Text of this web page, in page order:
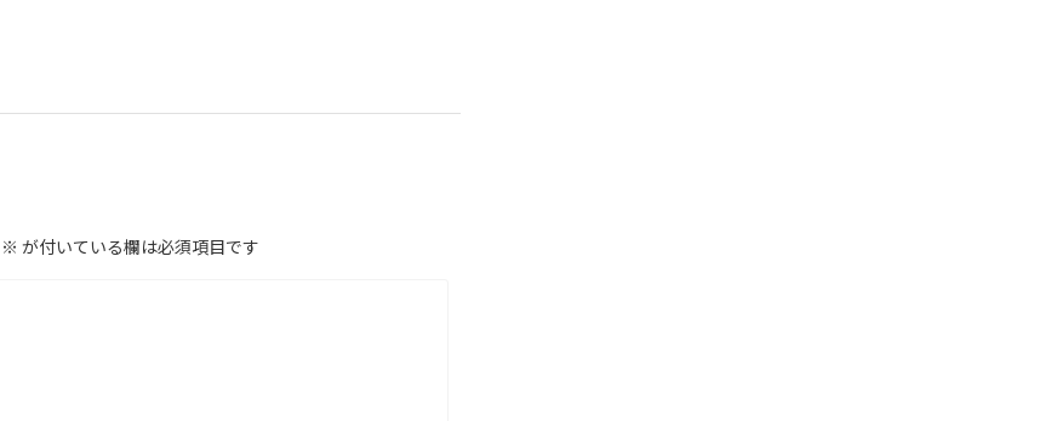
※ が付いている欄は必須項目です